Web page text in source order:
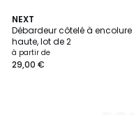
NEXT
Débardeur côtelé à encolure
haute, lot de 2
à partir de
29,00 €
2
Couleurs